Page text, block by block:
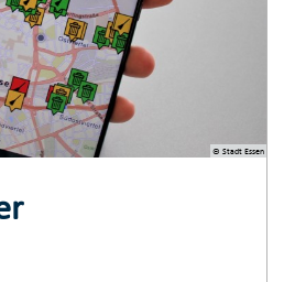
© Stadt Essen